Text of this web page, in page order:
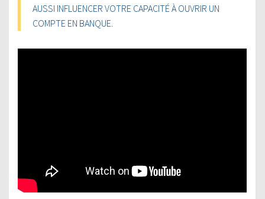
AUSSI INFLUENCER VOTRE CAPACITÉ À OUVRIR UN
COMPTE EN BANQUE.